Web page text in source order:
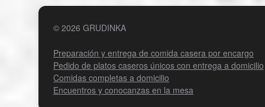
única
borscht
especial.
© 2026 GRUDINKA
Preparación y entrega de comida casera por encargo
Pedido de platos caseros únicos con entrega a domicilio
Comidas completas a domicilio
Encuentros y conocanzas en la mesa